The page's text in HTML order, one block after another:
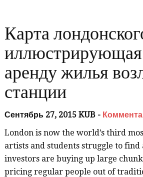
Карта
иллюстрирующая
аренду жилья
станции
Сентябрь 27, 2015 KUB -
London is now the world’s third
artists and students struggle to find
investors are buying up large
pricing regular people out of